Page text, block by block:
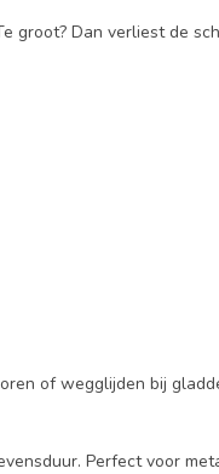
Dan verliest de
of wegglijden bij
Perfect voor